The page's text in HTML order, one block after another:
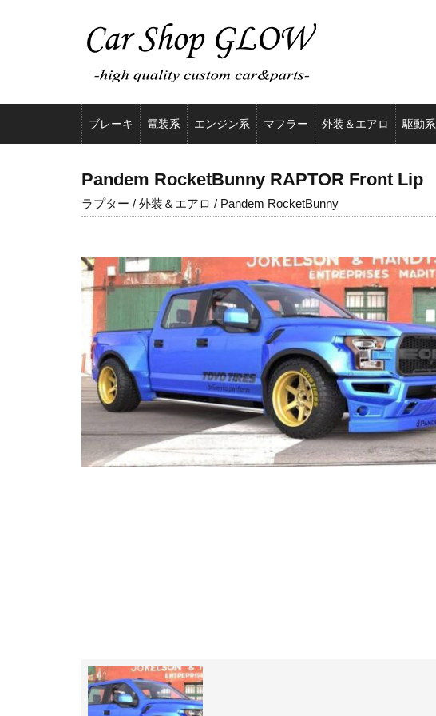
ブレーキ 電装系 エンジン系 マフラー 外装＆エアロ 駆動系
Pandem RocketBunny RAPTOR Front Lip
ラプター / 外装＆エアロ / Pandem RocketBunny